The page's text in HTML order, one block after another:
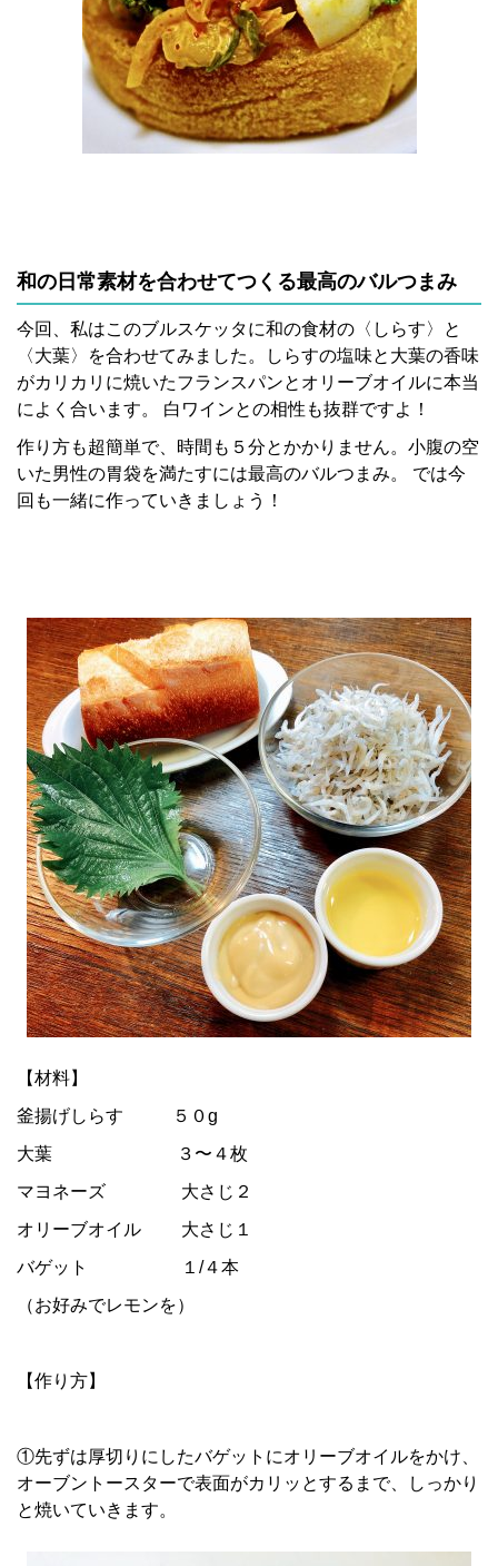
和の日常素材を合わせてつくる最高のバルつまみ
今回、私はこのブルスケッタに和の食材の〈しらす〉と
〈大葉〉を合わせてみました。しらすの塩味と大葉の香味
がカリカリに焼いたフランスパンとオリーブオイルに本当
によく合います。 白ワインとの相性も抜群ですよ！
作り方も超簡単で、時間も５分とかかりません。小腹の空
いた男性の胃袋を満たすには最高のバルつまみ。 では今
回も一緒に作っていきましょう！
【材料】
釜揚げしらす ５０g
大葉 ３〜４枚
マヨネーズ 大さじ２
オリーブオイル 大さじ１
バゲット １/４本
（お好みでレモンを）
【作り方】
①先ずは厚切りにしたバゲットにオリーブオイルをかけ、
オーブントースターで表面がカリッとするまで、しっかり
と焼いていきます。